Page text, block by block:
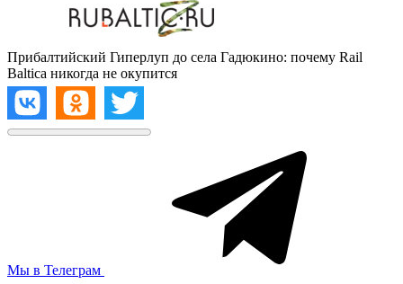
Прибалтийский Гиперлуп до села Гадюкино: почему Rail
Baltica никогда не окупится
Мы в Телеграм